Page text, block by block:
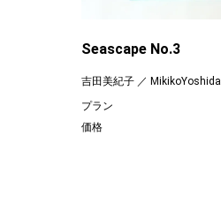
Seascape No.3
吉田美紀子 ／ MikikoYoshida
プラン
価格